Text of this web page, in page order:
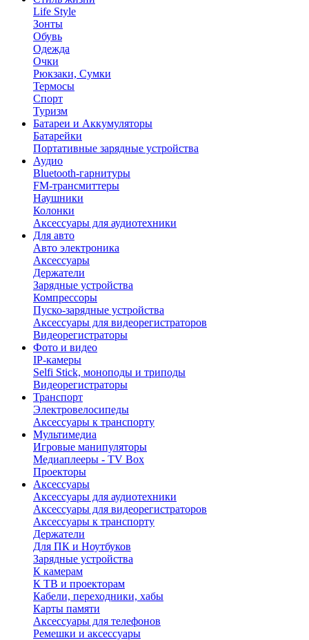
Life Style
Зонты
Обувь
Одежда
Очки
Рюкзаки, Сумки
Термосы
Спорт
Туризм
Батареи и Аккумуляторы
Батарейки
Портативные зарядные устройства
Аудио
Bluetooth-гарнитуры
FM-трансмиттеры
Наушники
Колонки
Аксессуары для аудиотехники
Для авто
Авто электроника
Аксессуары
Держатели
Зарядные устройства
Компрессоры
Пуско-зарядные устройства
Аксессуары для видеорегистраторов
Видеорегистраторы
Фото и видео
IP-камеры
Selfi Stick, моноподы и триподы
Видеорегистраторы
Транспорт
Электровелосипеды
Аксессуары к транспорту
Мультимедиа
Игровые манипуляторы
Медиаплееры - TV Box
Проекторы
Аксессуары
Аксессуары для аудиотехники
Аксессуары для видеорегистраторов
Аксессуары к транспорту
Держатели
Для ПК и Ноутбуков
Зарядные устройства
К камерам
К ТВ и проекторам
Кабели, переходники, хабы
Карты памяти
Аксессуары для телефонов
Ремешки и аксессуары